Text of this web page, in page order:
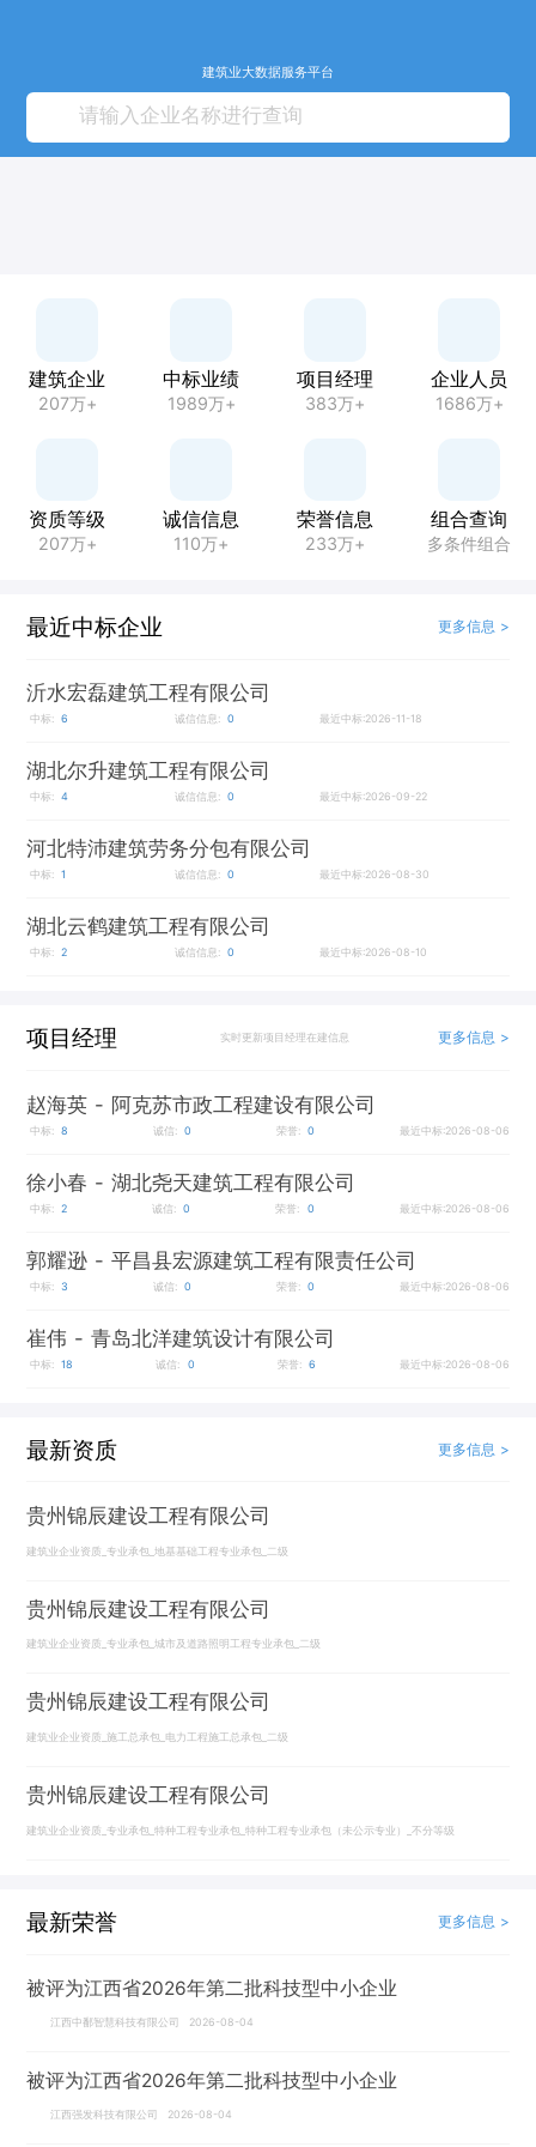
建筑业大数据服务平台
建筑企业
207万+
中标业绩
1989万+
项目经理
383万+
企业人员
1686万+
资质等级
207万+
诚信信息
110万+
荣誉信息
233万+
组合查询
多条件组合
最近中标企业 更多信息 >
沂水宏磊建筑工程有限公司
中标: 6 诚信信息: 0 最近中标:2026-11-18
湖北尔升建筑工程有限公司
中标: 4 诚信信息: 0 最近中标:2026-09-22
河北特沛建筑劳务分包有限公司
中标: 1 诚信信息: 0 最近中标:2026-08-30
湖北云鹤建筑工程有限公司
中标: 2 诚信信息: 0 最近中标:2026-08-10
项目经理 实时更新项目经理在建信息 更多信息 >
赵海英 - 阿克苏市政工程建设有限公司
中标: 8 诚信: 0 荣誉: 0 最近中标:2026-08-06
徐小春 - 湖北尧天建筑工程有限公司
中标: 2 诚信: 0 荣誉: 0 最近中标:2026-08-06
郭耀逊 - 平昌县宏源建筑工程有限责任公司
中标: 3 诚信: 0 荣誉: 0 最近中标:2026-08-06
崔伟 - 青岛北洋建筑设计有限公司
中标: 18 诚信: 0 荣誉: 6 最近中标:2026-08-06
最新资质 更多信息 >
贵州锦辰建设工程有限公司
建筑业企业资质_专业承包_地基基础工程专业承包_二级
贵州锦辰建设工程有限公司
建筑业企业资质_专业承包_城市及道路照明工程专业承包_二级
贵州锦辰建设工程有限公司
建筑业企业资质_施工总承包_电力工程施工总承包_二级
贵州锦辰建设工程有限公司
建筑业企业资质_专业承包_特种工程专业承包_特种工程专业承包（未公示专业）_不分等级
最新荣誉 更多信息 >
被评为江西省2026年第二批科技型中小企业
江西中鄱智慧科技有限公司 2026-08-04
被评为江西省2026年第二批科技型中小企业
江西强发科技有限公司 2026-08-04